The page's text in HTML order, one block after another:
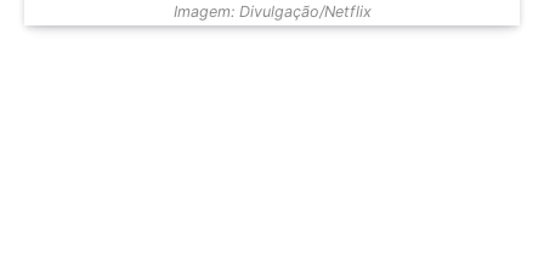
Imagem: Divulgação/Netflix